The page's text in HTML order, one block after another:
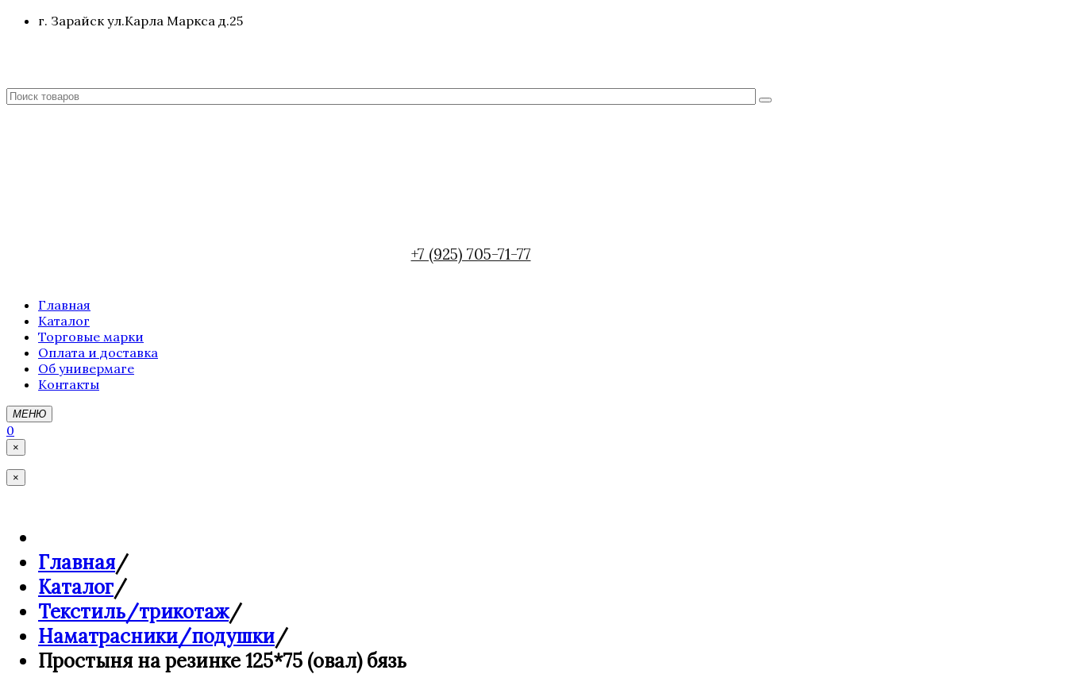
г. Зарайск ул.Карла Маркса д.25
+7 (925) 705-71-77
Главная
Каталог
Торговые марки
Оплата и доставка
Об универмаге
Контакты
МЕНЮ
0
×
×
Главная/
Каталог/
Текстиль/трикотаж/
Наматрасники/подушки/
Простыня на резинке 125*75 (овал) бязь